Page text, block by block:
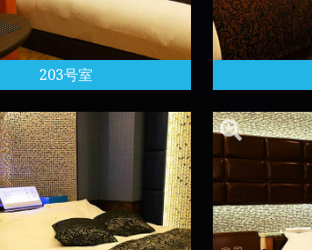
203号室